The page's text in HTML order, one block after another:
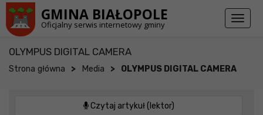
GMINA BIAŁOPOLE
Oficjalny serwis internetowy gminy
Toggle
OLYMPUS DIGITAL CAMERA
Strona główna > Media > OLYMPUS DIGITAL CAMERA
Czytaj artykuł (lektor)